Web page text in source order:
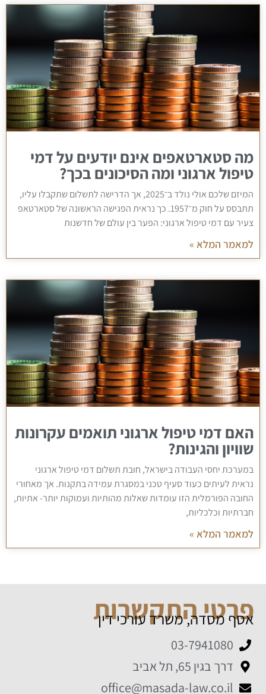
מה סטארטאפים אינם יודעים על דמי
טיפול ארגוני ומה הסיכונים בכך?
המיזם שלכם אולי נולד ב־2025, אך הדרישה לתשלום שתקבלו עליו,
תתבסס על חוק מ־1957. כך נראית הפגישה הראשונה של סטארטאפ
צעיר עם דמי טיפול ארגוני: הפער בין עולם של חדשנות
למאמר המלא »
האם דמי טיפול ארגוני תואמים עקרונות
שוויון והגינות?
במערכת יחסי העבודה בישראל, חובת תשלום דמי טיפול ארגוני
נראית לעיתים כעוד סעיף טכני במסגרת עמידה בתקנות. אך מאחורי
החובה הפורמלית הזו עומדות שאלות מהותיות ועמוקות יותר- אתיות,
חברתיות וכלכליות,
למאמר המלא »
פרטי התקשרות
אסף מסדה, משרד עורכי דין
03-7941080
דרך בגין 65, תל אביב
office@masada-law.co.il